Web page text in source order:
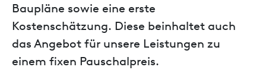
Baupläne sowie eine erste
Kostenschätzung. Diese beinhaltet auch
das Angebot für unsere Leistungen zu
einem fixen Pauschalpreis.